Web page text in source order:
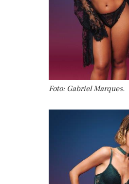
Foto: Gabriel Marques.